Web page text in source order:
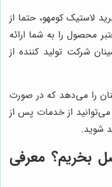
لاستیک کومهو، حتما از
محصول را به شما ارائه
شرکت تولید کننده از
را می‌دهد که در صورت
از خدمات پس از
شوید.
بخریم؟ معرفی